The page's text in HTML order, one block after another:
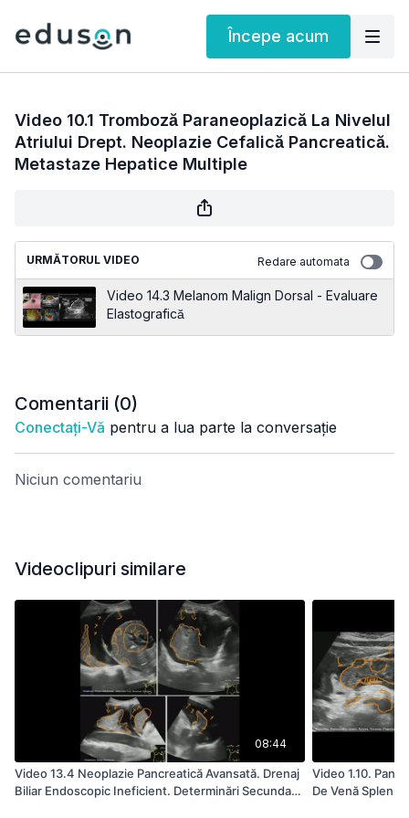
Începe acum
Video 10.1 Tromboză Paraneoplazică La Nivelul
Atriului Drept. Neoplazie Cefalică Pancreatică.
Metastaze Hepatice Multiple
URMĂTORUL VIDEO Redare automata
Video 14.3 Melanom Malign Dorsal - Evaluare
Elastografică
Comentarii (0)
Conectați-Vă pentru a lua parte la conversație
Niciun comentariu
Videoclipuri similare
08:44
Video 13.4 Neoplazie Pancreatică Avansată. Drenaj
Biliar Endoscopic Ineficient. Determinări Secundare
Video 1.10.
De Venă Splenică